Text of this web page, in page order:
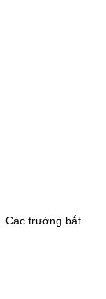
Các trường bắt